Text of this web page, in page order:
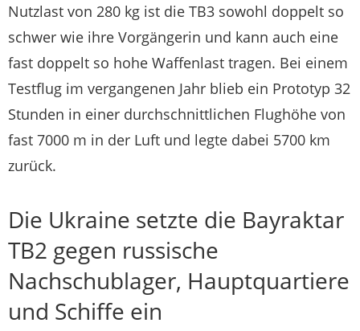
Nutzlast von 280 kg ist die TB3 sowohl doppelt so
schwer wie ihre Vorgängerin und kann auch eine
fast doppelt so hohe Waffenlast tragen. Bei einem
Testflug im vergangenen Jahr blieb ein Prototyp 32
Stunden in einer durchschnittlichen Flughöhe von
fast 7000 m in der Luft und legte dabei 5700 km
zurück.
Die Ukraine setzte die Bayraktar
TB2 gegen russische
Nachschublager, Hauptquartiere
und Schiffe ein